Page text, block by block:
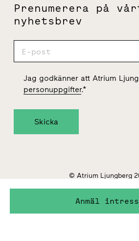
Anmäl
Prenumerera på
nyhetsbrev
Jag godkänner att Atrium
personuppgifter.*
© Atrium Ljungberg
Hantering av personuppgifter
Hantering av cookies